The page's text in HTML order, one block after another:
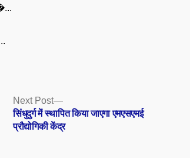
Next Post
Next
post:
सिंधुदुर्ग में स्थापित किया जाएगा एमएसएमई
प्रौद्योगिकी केंद्र